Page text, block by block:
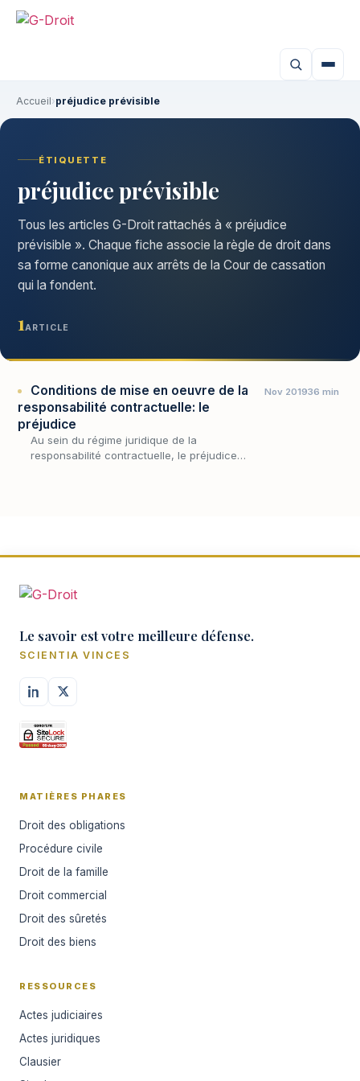
Accueil›préjudice prévisible
ÉTIQUETTE
préjudice prévisible
Tous les articles G-Droit rattachés à « préjudice
prévisible ». Chaque fiche associe la règle de droit dans
sa forme canonique aux arrêts de la Cour de cassation
qui la fondent.
1 ARTICLE
Conditions de mise en oeuvre de la
responsabilité contractuelle: le
préjudice
Au sein du régime juridique de la
responsabilité contractuelle, le préjudice
Nov 201936 min
Le savoir est votre meilleure défense.
SCIENTIA VINCES
MATIÈRES PHARES
Droit des obligations
Procédure civile
Droit de la famille
Droit commercial
Droit des sûretés
Droit des biens
RESSOURCES
Actes judiciaires
Actes juridiques
Clausier